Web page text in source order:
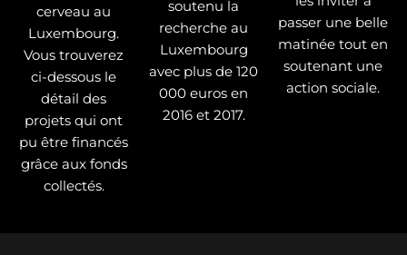
cerveau au
Luxembourg.
Vous trouverez
ci-dessous le
détail des
projets qui ont
pu être financés
grâce aux fonds
collectés.
soutenu la
recherche au
Luxembourg
avec plus de 120
000 euros en
2016 et 2017.
passer une belle
matinée tout en
soutenant une
action sociale.